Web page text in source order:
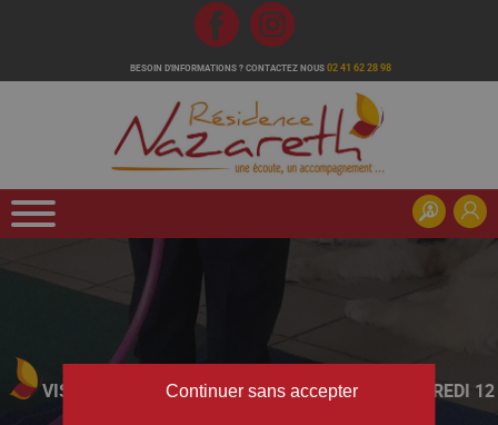
BESOIN D'INFORMATIONS ? CONTACTEZ NOUS 02 41 62 28 98
VISITE DU LYCÉE JEANNE DELANOUE - LE MERCREDI 12
Continuer sans accepter